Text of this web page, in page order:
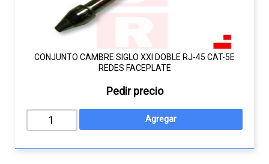
CONJUNTO CAMBRE SIGLO XXI DOBLE RJ-45 CAT-5E
REDES FACEPLATE
Pedir precio